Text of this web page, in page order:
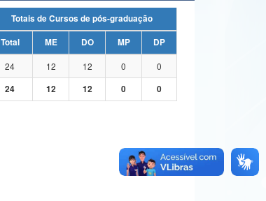
Totais de Cursos de pós-graduação
Total ME DO MP
DP
24 12 12 0
0
24 12 12 0 0